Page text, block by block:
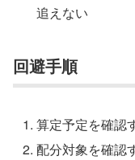
追えない
回避手順
算定予定を確認
配分対象を確認